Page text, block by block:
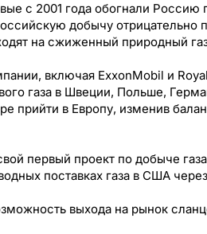
с 2001 года обогнали Россию
добычу отрицательно
на сжиженный природный
включая ExxonMobil и
газа в Швеции, Польше,
прийти в Европу, изменив
первый проект по добыче
поставках газа в США
выхода на рынок